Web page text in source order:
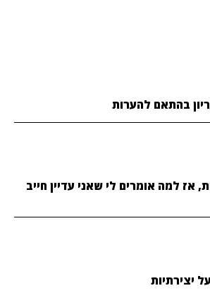
בהתאם להערות
אז למה אומרים לי שאני עדיין חייב
יצירתיות